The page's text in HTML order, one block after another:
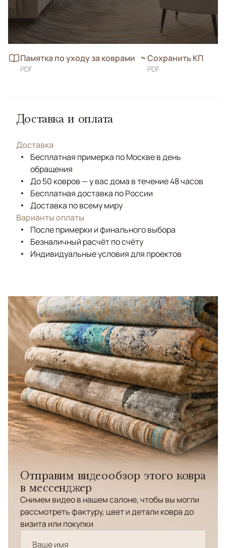
Памятка по уходу за коврами
PDF
Сохранить КП
PDF
Доставка и оплата
Доставка
Бесплатная примерка по Москве в день
обращения
До 50 ковров — у вас дома в течение 48 часов
Бесплатная доставка по России
Доставка по всему миру
Варианты оплаты
После примерки и финального выбора
Безналичный расчёт по счёту
Индивидуальные условия для проектов
Отправим видеообзор этого ковра
в мессенджер
Снимем видео в нашем салоне, чтобы вы могли
рассмотреть фактуру, цвет и детали ковра до
визита или покупки